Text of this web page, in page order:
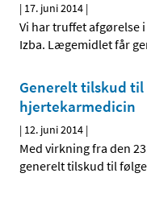
| 17. juni 2014 |
Vi har truffet afgørelse
Izba. Lægemidlet får
Generelt tilskud til
hjertekarmedicin
| 12. juni 2014 |
Med virkning fra den
generelt tilskud til